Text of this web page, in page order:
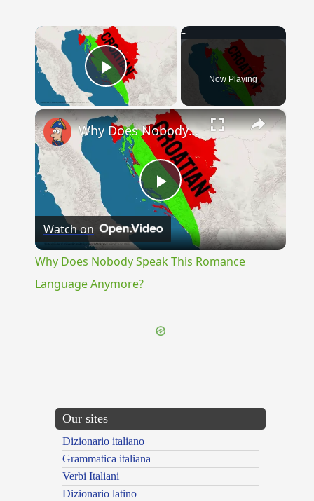
×
Play Video Now Playing
×
Play
Video
Why Does Nobody Speak This Romance Language Anymore?
Watch on
Why Does Nobody Speak This Romance
Language Anymore?
Our sites
Dizionario italiano
Grammatica italiana
Verbi Italiani
Dizionario latino